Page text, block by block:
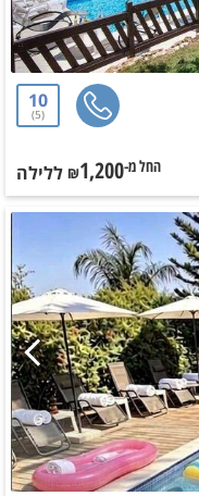
10
5
החל מ-₪1,200 ללילה